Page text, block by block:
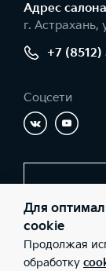
Адрес салонa
г.
+7
Соцсети
© 2026
адрес: г.
Для
cookie
Продолжая
обработку